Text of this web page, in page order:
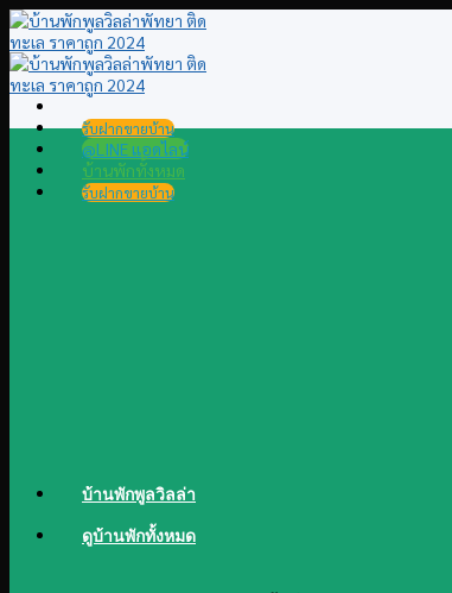
Skip
to
content
รับฝากขายบ้าน
@LINE แอดไลน์
บ้านพักทั้งหมด
รับฝากขายบ้าน
บ้านพักพูลวิลล่า
ดูบ้านพักทั้งหมด